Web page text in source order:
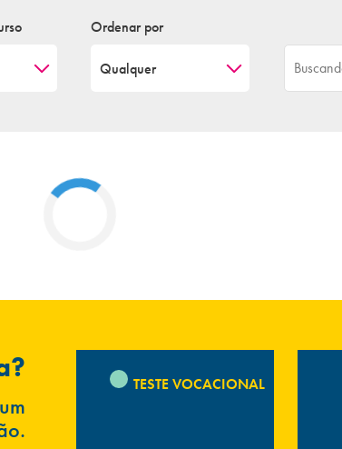
Ordenar por
TESTE VOCACIONAL